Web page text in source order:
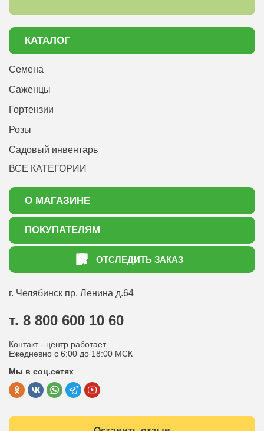
КАТАЛОГ
Семена
Саженцы
Гортензии
Розы
Садовый инвентарь
ВСЕ КАТЕГОРИИ
О МАГАЗИНЕ
О нас
Акции
ПОКУПАТЕЛЯМ
Как оформить заказ
Статьи садоводу
Оптовым покупателям
Политика конфиденциальности
Публичная оферта
ОТСЛЕДИТЬ ЗАКАЗ
г. Челябинск пр. Ленина д.64
т. 8 800 600 10 60
Контакт - центр работает
Ежедневно с 6:00 до 18:00 МСК
Мы в соц.сетях